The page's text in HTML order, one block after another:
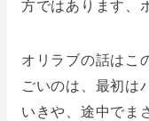
方ではあります、
オリラブの話はこ
ごいのは、最初は
いきや、途中でま